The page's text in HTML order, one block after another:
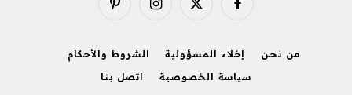
فيسبوك X
الانستغرامبينتيريست
من نحن إخلاء المسؤولية
الشروط والأحكام
سياسة الخصوصية
اتصل بنا